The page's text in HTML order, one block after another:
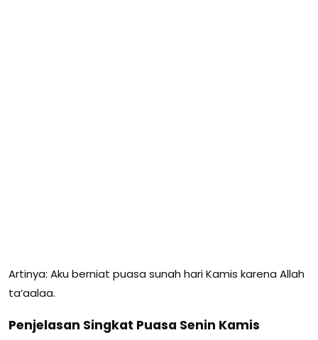
Artinya: Aku berniat puasa sunah hari Kamis karena Allah
ta‘aalaa.
Penjelasan Singkat Puasa Senin Kamis